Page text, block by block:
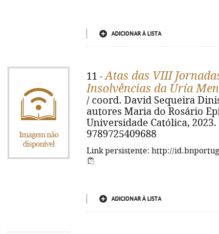
ADICIONAR À LISTA
11 -Atas das VIII
Insolvências da Uría
/ coord. David Sequeira
autores Maria do Rosário
Universidade Católica, 2023.
9789725409688
Link persistente: http://
ADICIONAR À LISTA